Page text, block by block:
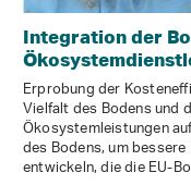
Integration der
Erprobung der
Vielfalt des Bodens und
Ökosystemleistungen
des Bodens, um
entwickeln, die die EU-